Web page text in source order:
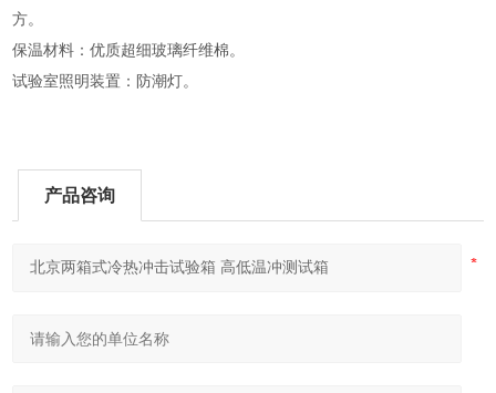
方。
保温材料：优质超细玻璃纤维棉。
试验室照明装置：防潮灯。
产品咨询